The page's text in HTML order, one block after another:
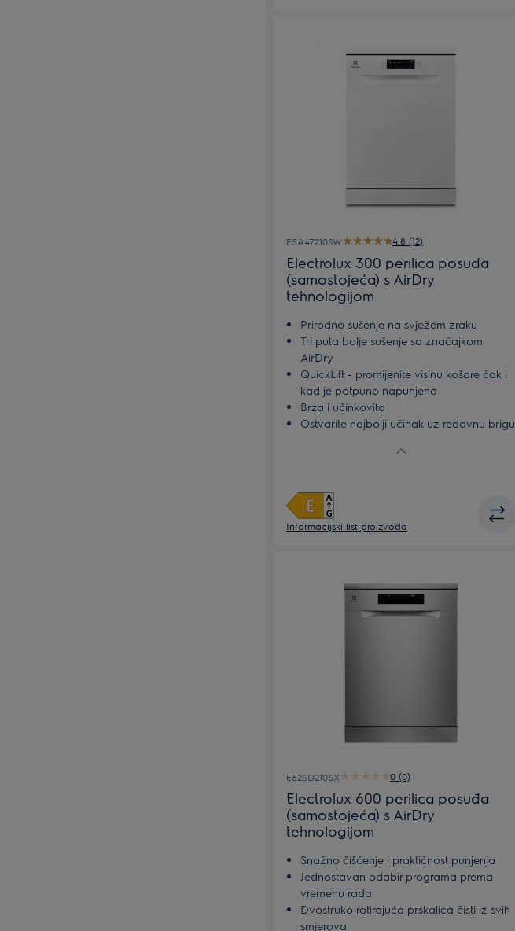
ESA47210SW 4.8 (12)
Electrolux 300 perilica posuđa
(samostojeća) s AirDry
tehnologijom
Prirodno sušenje na svježem zraku
Tri puta bolje sušenje sa značajkom
AirDry
QuickLift - promijenite visinu košare čak i
kad je potpuno napunjena
Brza i učinkovita
Ostvarite najbolji učinak uz redovnu brigu
Informacijski list proizvoda
E62SD210SX 0 (0)
Electrolux 600 perilica posuđa
(samostojeća) s AirDry
tehnologijom
Snažno čišćenje i praktičnost punjenja
Jednostavan odabir programa prema
vremenu rada
Dvostruko rotirajuća prskalica čisti iz svih
smjerova